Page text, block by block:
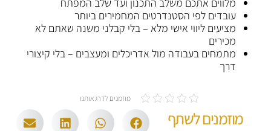
עובדים לפי הסטנדרטים המחמירים ביותר
מציעים ליווי אישי מלא – בלי קבלני משנה שאתם לא
מכירים
מתמחים בעבודה מול אדריכלים ומעצבים – בלי קיצורי
דרך
מוזמנים לדרג אותנו
מוזמנים לשתף